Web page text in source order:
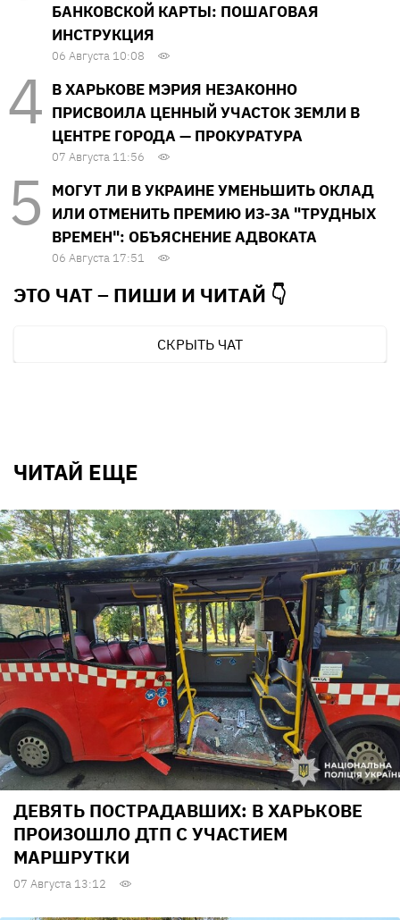
БАНКОВСКОЙ КАРТЫ: ПОШАГОВАЯ
ИНСТРУКЦИЯ
06 Августа 10:08
В ХАРЬКОВЕ МЭРИЯ НЕЗАКОННО
ПРИСВОИЛА ЦЕННЫЙ УЧАСТОК ЗЕМЛИ В
ЦЕНТРЕ ГОРОДА — ПРОКУРАТУРА
07 Августа 11:56
МОГУТ ЛИ В УКРАИНЕ УМЕНЬШИТЬ ОКЛАД
ИЛИ ОТМЕНИТЬ ПРЕМИЮ ИЗ-ЗА "ТРУДНЫХ
ВРЕМЕН": ОБЪЯСНЕНИЕ АДВОКАТА
06 Августа 17:51
ЭТО ЧАТ – ПИШИ И ЧИТАЙ 👇
СКРЫТЬ ЧАТ
ЧИТАЙ ЕЩЕ
ДЕВЯТЬ ПОСТРАДАВШИХ: В ХАРЬКОВЕ
ПРОИЗОШЛО ДТП С УЧАСТИЕМ
МАРШРУТКИ
07 Августа 13:12